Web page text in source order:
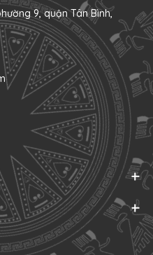
9, quận Tân Bình,